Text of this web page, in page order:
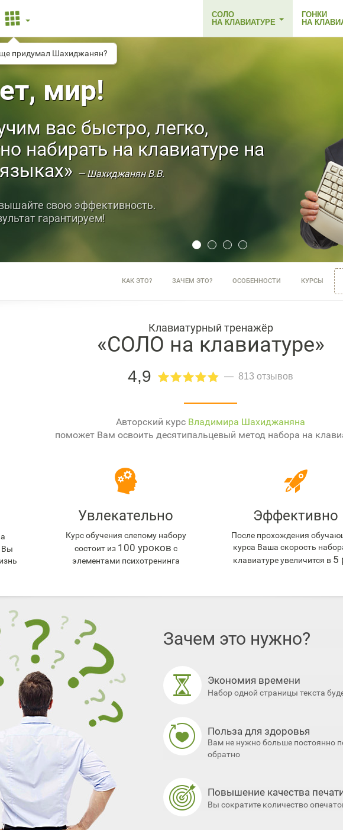
СОЛО
НА КЛАВИАТУРЕ
ГОНКИ
НА
мир!
вас быстро, легко,
набирать на клавиатуре на
— Шахиджанян В.В.
свою эффективность.
гарантируем!
Español 中文(简体)
КАК ЭТО? ЗАЧЕМ ЭТО? ОСОБЕННОСТИ КУРСЫ
Клавиатурный тренажёр
«СОЛО на клавиатуре»
4,9 813 отзывов
Авторский курс Владимира Шахиджаняна
поможет Вам освоить десятипальцевый метод набора на
Вы
Увлекательно
Курс обучения слепому набору
состоит из 100 уроков с
элементами психотренинга
Эффективно
После прохождения
курса Ваша скорость
клавиатуре увеличится в 5
Зачем это нужно?
Экономия времени
Набор одной страницы текста
Польза для здоровья
Вам не нужно больше постоянно
обратно
Повышение качества
Вы сократите количество
придумал Шахиджанян?